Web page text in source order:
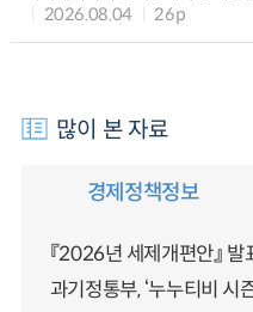
2026.08.04
26p
많이 본 자료
경제정책정보
『2026년 세제개편안』 발
과기정통부, ‘누누티비 시